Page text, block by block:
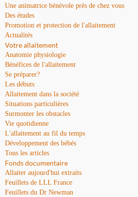
Une animatrice bénévole près de chez vous
Des études
Promotion et protection de l'allaitement
Actualités
Votre allaitement
Anatomie physiologie
Bénéfices de l'allaitement
Se préparer?
Les débuts
Allaitement dans la société
Situations particulières
Surmonter les obstacles
Vie quotidienne
L'allaitement au fil du temps
Développement des bébés
Tous les articles
Fonds documentaire
Allaiter aujourd'hui extraits
Feuillets de LLL France
Feuillets du Dr Newman